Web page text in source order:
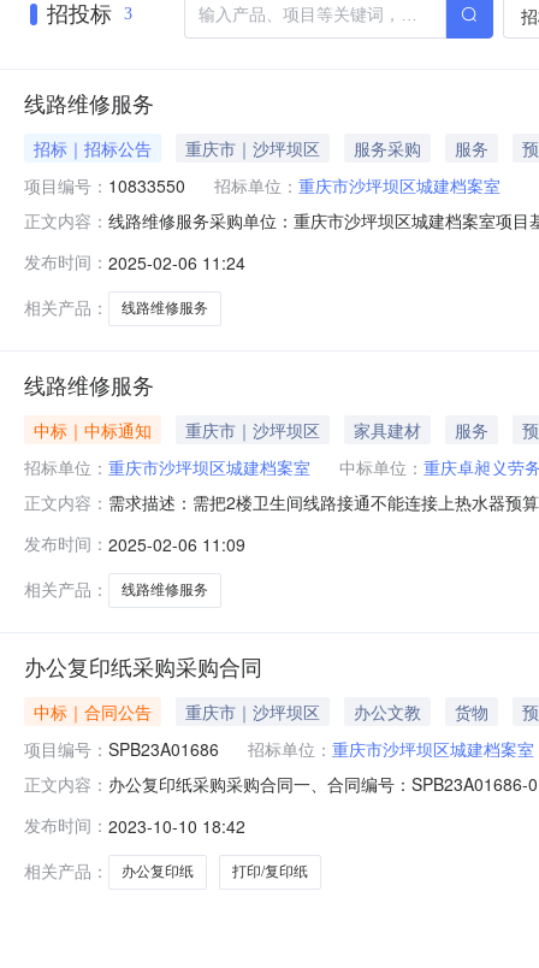
招投标 3
线路维修服务
招标｜招标公告 重庆市｜沙坪坝区 服务采购 服务
项目编号： 10833550 招标单位： 重庆市沙坪坝区城建档案室
正文内容： 线路维修服务采购单位：重庆市沙坪坝区城建档案室项
发布时间： 2025-02-06 11:24
相关产品：
线路维修服务
线路维修服务
中标｜中标通知 重庆市｜沙坪坝区 家具建材 服务
招标单位： 重庆市沙坪坝区城建档案室 中标单位： 重庆卓昶义劳
正文内容： 需求描述：需把2楼卫生间线路接通不能连接上热水器预
960.0960.0960.00-成交2025-02-0610:19:03第1中选人
发布时间： 2025-02-06 11:09
相关产品：
线路维修服务
办公复印纸采购采购合同
中标｜合同公告 重庆市｜沙坪坝区 办公文教 货物
项目编号： SPB23A01686 招标单位： 重庆市沙坪坝区城建档案室
正文内容： 办公复印纸采购采购合同一、合同编号：
式：13637723175六、合同主要信息主要标的名称：
发布时间： 2023-10-10 18:42
相关产品：
办公复印纸 打印/复印纸